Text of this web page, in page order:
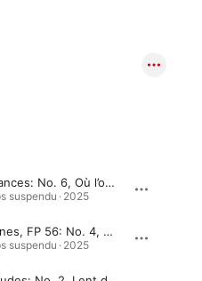
En vacances: No. 6, Où l’on entand une vielle boite à la musique
suspendu · 2025
Nocturnes, FP 56: No. 4, Bal fantôme. Lent, très las et piano
suspendu · 2025